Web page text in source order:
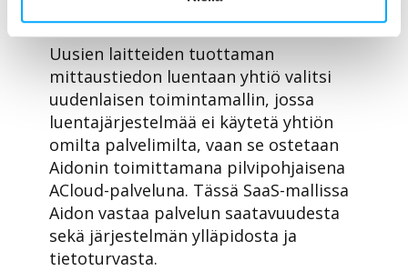
mittausvastaavaEsko Heikinheimo.
Uusien laitteiden tuottaman
mittaustiedon luentaan yhtiö valitsi
uudenlaisen toimintamallin, jossa
luentajärjestelmää ei käytetä yhtiön
omilta palvelimilta, vaan se ostetaan
Aidonin toimittamana pilvipohjaisena
ACloud-palveluna. Tässä SaaS-mallissa
Aidon vastaa palvelun saatavuudesta
sekä järjestelmän ylläpidosta ja
tietoturvasta.